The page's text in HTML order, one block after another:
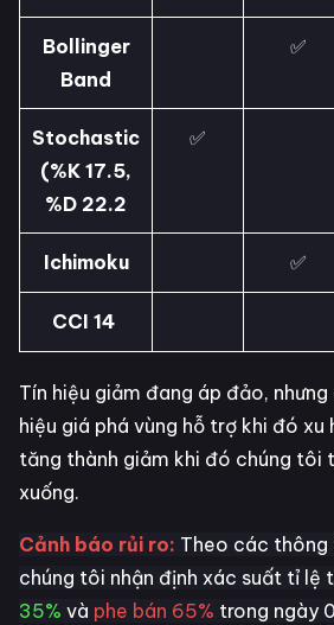
Bollinger
Band
✅
Stochastic
(%K 17.5,
%D 22.2
✅
Ichimoku ✅
CCI 14
Tín hiệu giảm đang áp đảo,
hiệu giá phá vùng hỗ trợ khi đó
tăng thành giảm khi đó chúng tôi
xuống.
Cảnh báo rủi ro: Theo các thông
chúng tôi nhận định xác suất tỉ lệ
35% và phe bán 65% trong ngày